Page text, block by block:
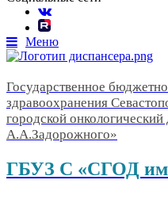
Меню
Государственное
здравоохранения
городской
А.А.Задорожного»
ГБУЗ С «СГОД